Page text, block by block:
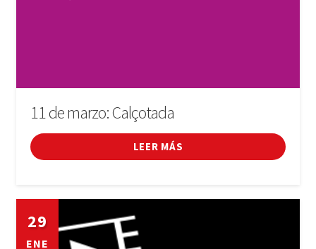
11 de marzo: Calçotada
LEER MÁS
29
ENE